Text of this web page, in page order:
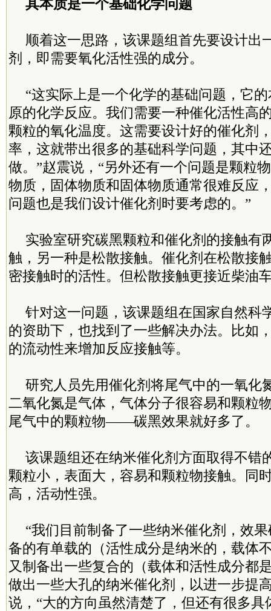
其本质是一个基础化学问题
顺着这一思路，该课题组首先要设计出
剂，即需要氧化活性强的成分。
“这实际上是一个化学的基础问题，它
原的化学反应。我们需要一种催化活性高
颗粒的氧化温度。这需要设计好的催化剂
率，这就带出很多的基础科学问题，其中
做。”赵震说，“另外还有一个问题是颗粒
物质，固体物质和固体物质通常很难反应
问题也是我们设计催化剂时要考虑的。”
实验室研究碳黑颗粒和催化剂的接触有
触，另一种是松散接触。催化剂在松散接
密接触时的活性。但松散接触更接近柴油
针对这一问题，该课题组在国家自然科
的资助下，也找到了一些解决办法。比如
的流动性来增加反应接触等。
研究人员先用催化剂将尾气中的一氧化
二氧化氮是气体，气体分子很容易和颗粒
尾气中的颗粒物——碳黑效果就好多了。
该课题组还在纳米催化剂方面取得不错
颗粒小，表面大，容易和颗粒物接触。同
高，活动性强。
“我们目前制备了一些纳米催化剂，效
备的有单载的（活性成分是纳米的，载体
又制备出一些复合的（载体和活性成分都
做出一些大孔的纳米催化剂，以进一步提
说，“大的方向虽然清楚了，但还有很多